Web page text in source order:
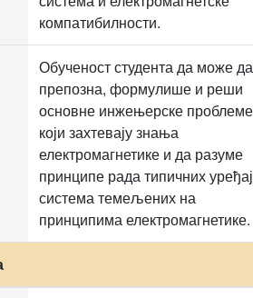
компатибилности.
Обученост студента да може да
препозна, формулише и реши
основне инжењерске проблеме
који захтевају знања
електромагнетике и да разуме
принципе рада типичних
система темељених на
принципима електромагнетике.